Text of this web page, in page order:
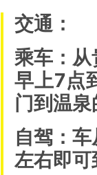
交通：
乘车：从
早上7点
门到温泉
自驾：
左右即可